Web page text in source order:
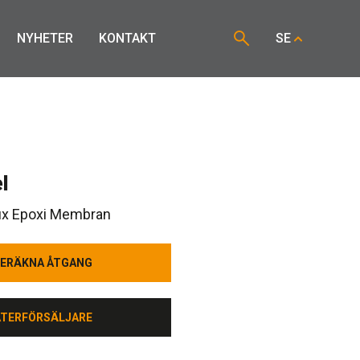
NYHETER KONTAKT SE
Epoxi Membran
ÅTGANG
ÅTGANG